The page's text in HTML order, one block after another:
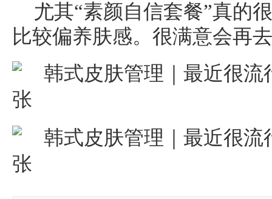
尤其“素颜自信套餐”真的
比较偏养肤感。很满意会再